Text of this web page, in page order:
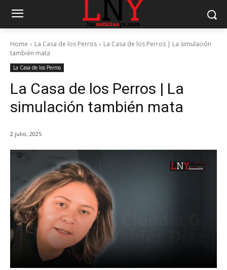
Home La Casa de los Perros
La Casa de los Perros | La simulación
también mata
La Casa de los Perros
La Casa de los Perros | La
simulación también mata
2 julio, 2025